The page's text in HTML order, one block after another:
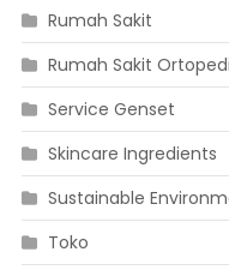
Rumah Sakit
Rumah Sakit
Service Genset
Skincare Ingredients
Sustainable
Toko